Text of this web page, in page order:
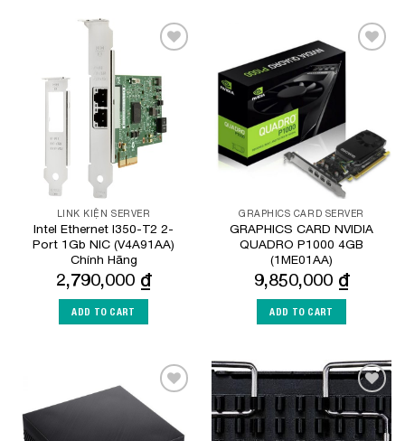
Wishlist
LINK KIỆN SERVER
Intel Ethernet I350-T2 2-
Port 1Gb NIC (V4A91AA)
Chính Hãng
2,790,000 ₫
ADD TO CART
GRAPHICS CARD SERVER
GRAPHICS CARD NVIDIA
QUADRO P1000 4GB
(1ME01AA)
9,850,000 ₫
ADD TO CART
Wishlist
Wishlist